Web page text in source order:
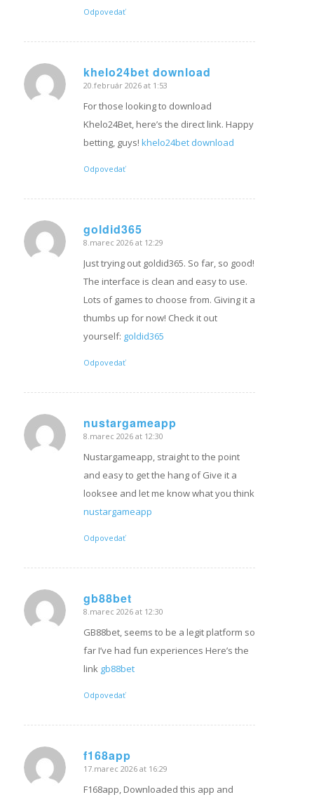
Odpovedať
khelo24bet download
hovorí:
20.február 2026 at 1:53
For those looking to download
Khelo24Bet, here’s the direct link. Happy
betting, guys! khelo24bet download
Odpovedať
goldid365
hovorí:
8.marec 2026 at 12:29
Just trying out goldid365. So far, so good!
The interface is clean and easy to use.
Lots of games to choose from. Giving it a
thumbs up for now! Check it out
yourself: goldid365
Odpovedať
nustargameapp
hovorí:
8.marec 2026 at 12:30
Nustargameapp, straight to the point
and easy to get the hang of Give it a
looksee and let me know what you think
nustargameapp
Odpovedať
gb88bet
hovorí:
8.marec 2026 at 12:30
GB88bet, seems to be a legit platform so
far I’ve had fun experiences Here’s the
link gb88bet
Odpovedať
f168app
hovorí:
17.marec 2026 at 16:29
F168app, Downloaded this app and